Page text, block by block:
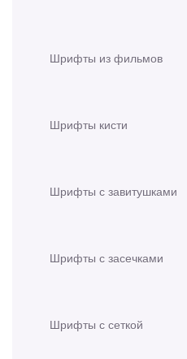
Шрифты из фильмов
Шрифты кисти
Шрифты с завитушками
Шрифты с засечками
Шрифты с сеткой